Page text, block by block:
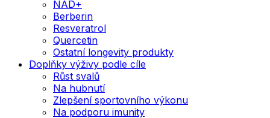
NAD+
Berberin
Resveratrol
Quercetin
Ostatní longevity produkty
Doplňky výživy podle cíle
Růst svalů
Na hubnutí
Zlepšení sportovního výkonu
Na podporu imunity